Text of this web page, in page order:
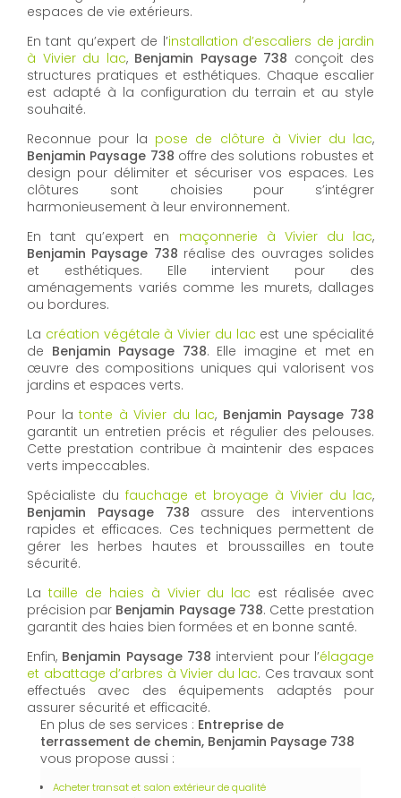
espaces de vie extérieurs.
En tant qu’expert de l’installation d’escaliers de jardin
à Vivier du lac, Benjamin Paysage 738 conçoit des
structures pratiques et esthétiques. Chaque escalier
est adapté à la configuration du terrain et au style
souhaité.
Reconnue pour la pose de clôture à Vivier du lac,
Benjamin Paysage 738 offre des solutions robustes et
design pour délimiter et sécuriser vos espaces. Les
clôtures sont choisies pour s’intégrer
harmonieusement à leur environnement.
En tant qu’expert en maçonnerie à Vivier du lac,
Benjamin Paysage 738 réalise des ouvrages solides
et esthétiques. Elle intervient pour des
aménagements variés comme les murets, dallages
ou bordures.
La création végétale à Vivier du lac est une spécialité
de Benjamin Paysage 738. Elle imagine et met en
œuvre des compositions uniques qui valorisent vos
jardins et espaces verts.
Pour latonte à Vivier du lac, Benjamin Paysage 738
garantit un entretien précis et régulier des pelouses.
Cette prestation contribue à maintenir des espaces
verts impeccables.
Spécialiste du fauchage et broyage à Vivier du lac,
Benjamin Paysage 738 assure des interventions
rapides et efficaces. Ces techniques permettent de
gérer les herbes hautes et broussailles en toute
sécurité.
La taille de haies à Vivier du lac est réalisée avec
précision par Benjamin Paysage 738. Cette prestation
garantit des haies bien formées et en bonne santé.
Enfin, Benjamin Paysage 738 intervient pour l’élagage
et abattage d’arbres à Vivier du lac. Ces travaux sont
effectués avec des équipements adaptés pour
assurer sécurité et efficacité.
En plus de ses services : Entreprise de
terrassement de chemin, Benjamin Paysage 738
vous propose aussi :
Acheter transat et salon extérieur de qualité